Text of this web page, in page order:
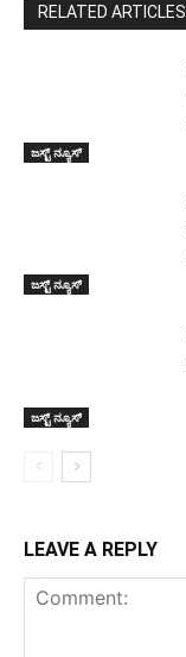
RELATED ARTICLES
ಜಸ್ಟ್ ನ್ಯೂಸ್
ಜಸ್ಟ್ ನ್ಯೂಸ್
ಜಸ್ಟ್ ನ್ಯೂಸ್
LEAVE A REPLY